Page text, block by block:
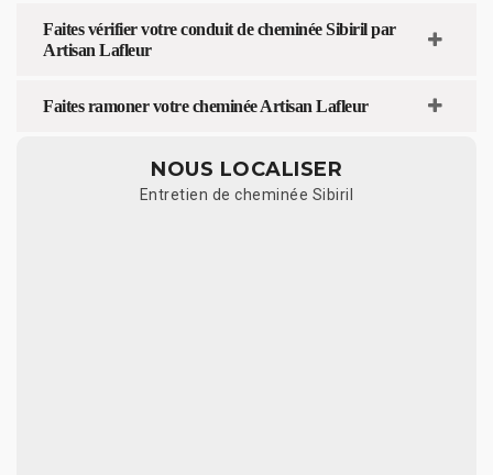
Faites vérifier votre conduit de cheminée Sibiril par
Artisan Lafleur
Faites ramoner votre cheminée Artisan Lafleur
NOUS LOCALISER
Entretien de cheminée Sibiril